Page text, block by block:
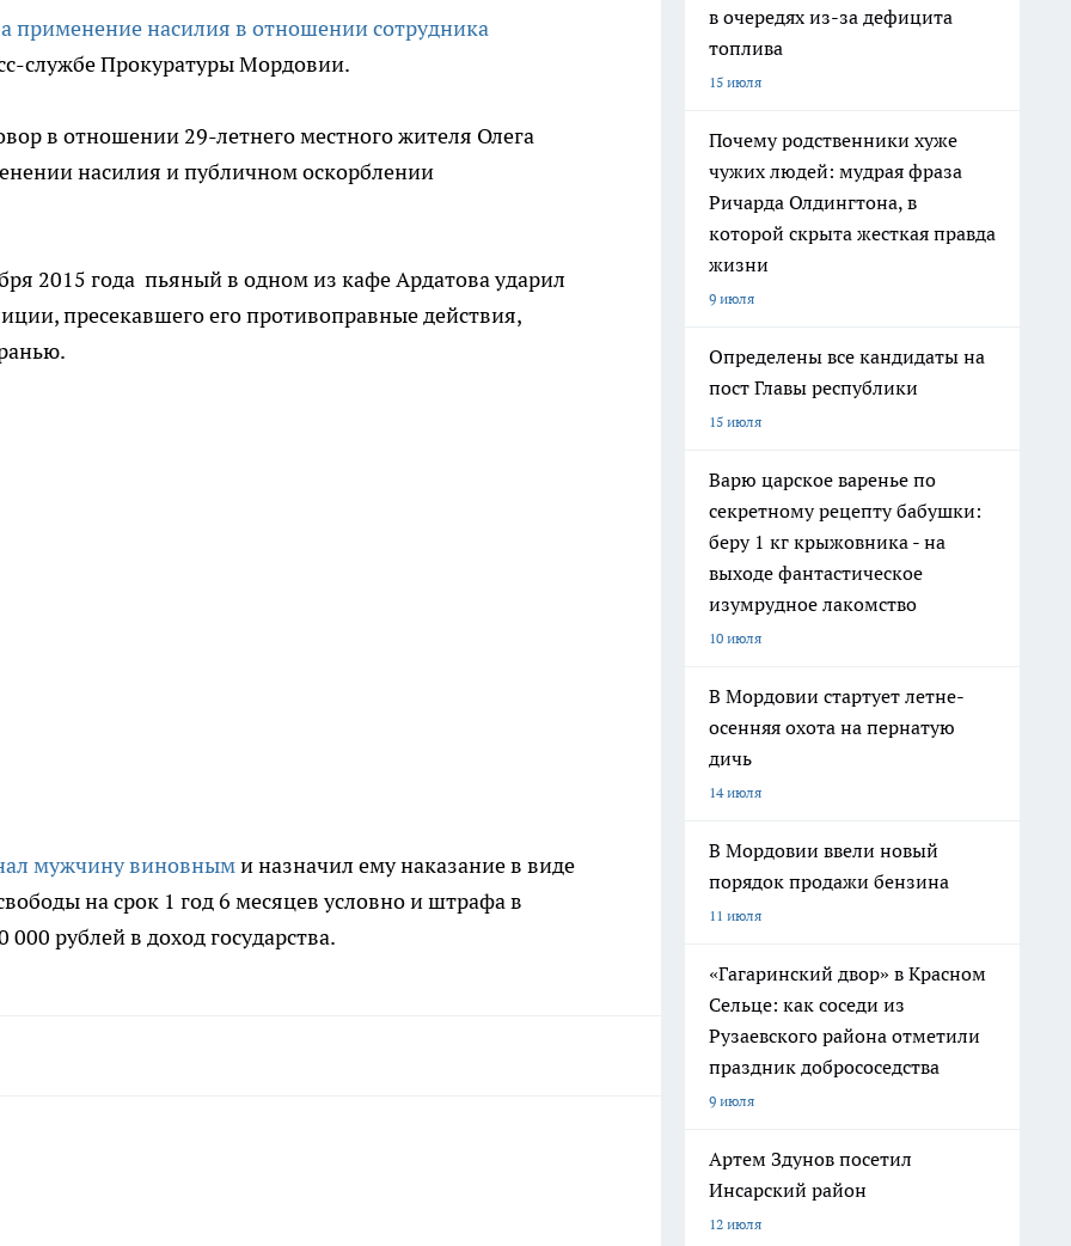
применение насилия в отношении сотрудника
службе Прокуратуры Мордовии.
в отношении 29-летнего местного жителя Олега
насилия и публичном оскорблении
2015 года пьяный в одном из кафе Ардатова ударил
пресекавшего его противоправные действия,
мужчину виновными назначил ему наказание в виде
на срок 1 год 6 месяцев условно и штрафа в
000 рублей в доход государства.
в очередях из-за дефицита
топлива
15 июля
Почему родственники хуже
чужих людей: мудрая фраза
Ричарда Олдингтона, в
которой скрыта жесткая правда
жизни
9 июля
Определены все кандидаты на
пост Главы республики
15 июля
Варю царское варенье по
секретному рецепту бабушки:
беру 1 кг крыжовника - на
выходе фантастическое
изумрудное лакомство
10 июля
В Мордовии стартует летне-
осенняя охота на пернатую
дичь
14 июля
В Мордовии ввели новый
порядок продажи бензина
11 июля
«Гагаринский двор» в Красном
Сельце: как соседи из
Рузаевского района отметили
праздник добрососедства
9 июля
Артем Здунов посетил
Инсарский район
12 июля